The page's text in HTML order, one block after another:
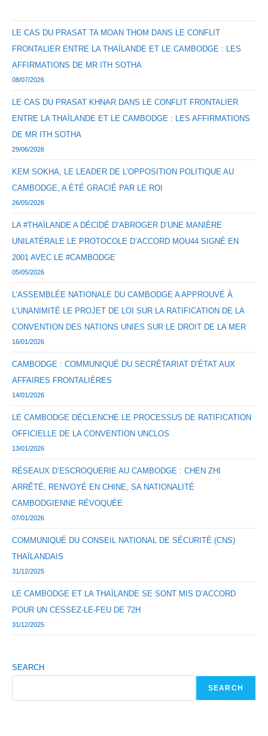
LE CAS DU PRASAT TA MOAN THOM DANS LE CONFLIT
FRONTALIER ENTRE LA THAÏLANDE ET LE CAMBODGE : LES
AFFIRMATIONS DE MR ITH SOTHA
08/07/2026
LE CAS DU PRASAT KHNAR DANS LE CONFLIT FRONTALIER
ENTRE LA THAÏLANDE ET LE CAMBODGE : LES AFFIRMATIONS
DE MR ITH SOTHA
29/06/2026
KEM SOKHA, LE LEADER DE L’OPPOSITION POLITIQUE AU
CAMBODGE, A ÉTÉ GRACIÉ PAR LE ROI
26/05/2026
LA #THAÏLANDE A DÉCIDÉ D’ABROGER D’UNE MANIÈRE
UNILATÉRALE LE PROTOCOLE D’ACCORD MOU44 SIGNÉ EN
2001 AVEC LE #CAMBODGE
05/05/2026
L’ASSEMBLÉE NATIONALE DU CAMBODGE A APPROUVÉ À
L’UNANIMITÉ LE PROJET DE LOI SUR LA RATIFICATION DE LA
CONVENTION DES NATIONS UNIES SUR LE DROIT DE LA MER
16/01/2026
CAMBODGE : COMMUNIQUÉ DU SECRÉTARIAT D’ÉTAT AUX
AFFAIRES FRONTALIÈRES
14/01/2026
LE CAMBODGE DÉCLENCHE LE PROCESSUS DE RATIFICATION
OFFICIELLE DE LA CONVENTION UNCLOS
13/01/2026
RÉSEAUX D’ESCROQUERIE AU CAMBODGE : CHEN ZHI
ARRÊTÉ, RENVOYÉ EN CHINE, SA NATIONALITÉ
CAMBODGIENNE RÉVOQUÉE
07/01/2026
COMMUNIQUÉ DU CONSEIL NATIONAL DE SÉCURITÉ (CNS)
THAÏLANDAIS
31/12/2025
LE CAMBODGE ET LA THAÏLANDE SE SONT MIS D’ACCORD
POUR UN CESSEZ-LE-FEU DE 72H
31/12/2025
SEARCH
SEARCH